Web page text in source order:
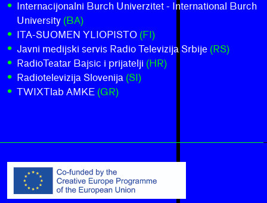
Internacijonalni Burch Univerzitet - International Burch
University (BA)
ITA-SUOMEN YLIOPISTO (FI)
Javni medijski servis Radio Televizija Srbije (RS)
RadioTeatar Bajsic i prijatelji (HR)
Radiotelevizija Slovenija (SI)
TWIXTlab AMKE (GR)